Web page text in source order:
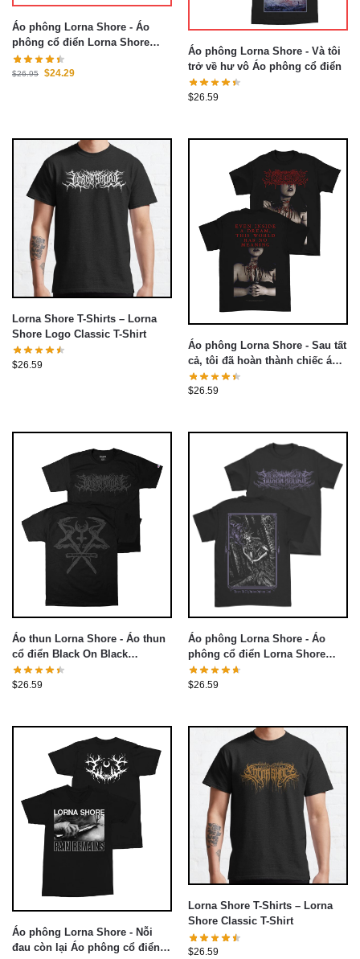
Áo phông Lorna Shore - Áo
phông cổ điển Lorna Shore
màu đỏ thẫm
$26.95 $24.29
Áo phông Lorna Shore - Và tôi
trở về hư vô Áo phông cổ điển
$26.59
Lorna Shore T-Shirts – Lorna
Shore Logo Classic T-Shirt
$26.59
Áo phông Lorna Shore - Sau tất
cả, tôi đã hoàn thành chiếc áo
phông cổ điển
$26.59
Áo thun Lorna Shore - Áo thun
cổ điển Black On Black
Champion Lorna Shore
$26.59
Áo phông Lorna Shore - Áo
phông cổ điển Lorna Shore
Aldrich
$26.59
Áo phông Lorna Shore - Nỗi
đau còn lại Áo phông cổ điển
Lorna Shore T-Shirts – Lorna
Shore Classic T-Shirt
$26.59